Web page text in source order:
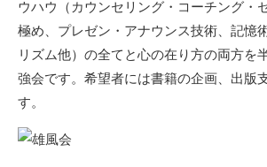
ウハウ（カウンセリング・コーチング・
極め、プレゼン・アナウンス技術、記憶
リズム他）の全てと心の在り方の両方を
強会です。希望者には書籍の企画、出版
す。